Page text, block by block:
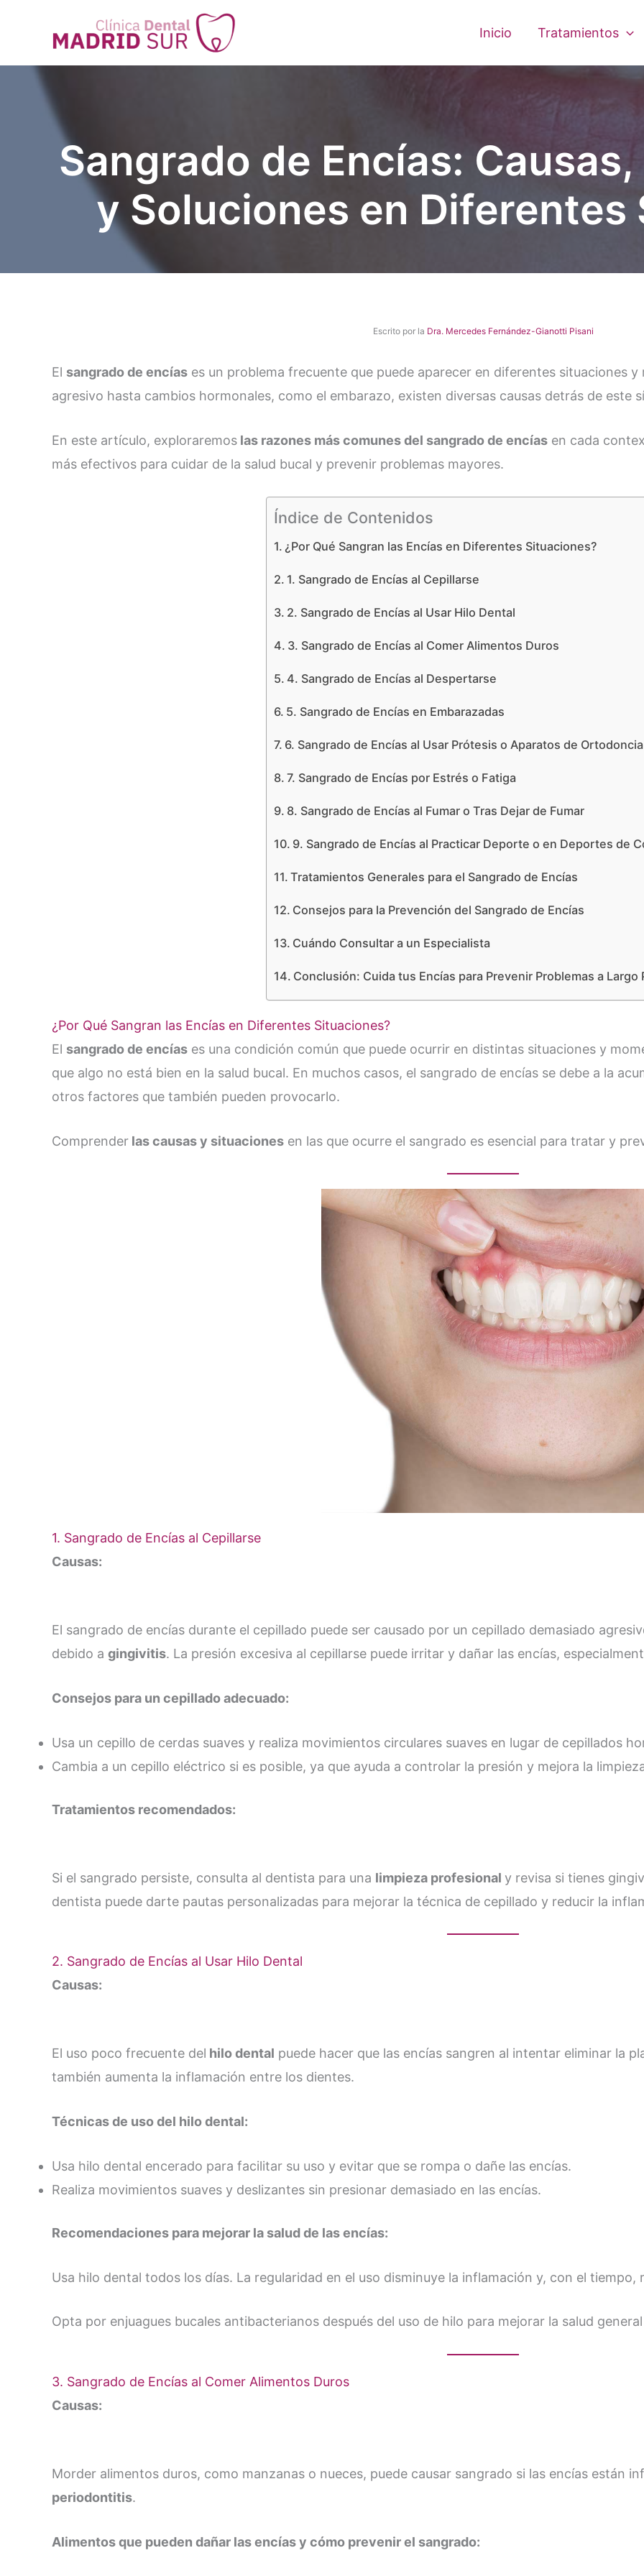
Inicio Tratamientos
Sangrado de Encías:
y Soluciones en Diferentes
Escrito por la Dra. Mercedes Fernández-Gianotti Pisani
El sangrado de encías es un problema frecuente que puede aparecer en diferentes situaciones
agresivo hasta cambios hormonales, como el embarazo, existen diversas causas detrás de este
En este artículo, exploraremos las razones más comunes del sangrado de encías en cada
más efectivos para cuidar de la salud bucal y prevenir problemas mayores.
Índice de Contenidos
¿Por Qué Sangran las Encías en Diferentes Situaciones?
1. Sangrado de Encías al Cepillarse
2. Sangrado de Encías al Usar Hilo Dental
3. Sangrado de Encías al Comer Alimentos Duros
4. Sangrado de Encías al Despertarse
5. Sangrado de Encías en Embarazadas
6. Sangrado de Encías al Usar Prótesis o Aparatos de Ortodoncia
7. Sangrado de Encías por Estrés o Fatiga
8. Sangrado de Encías al Fumar o Tras Dejar de Fumar
9. Sangrado de Encías al Practicar Deporte o en Deportes de
Tratamientos Generales para el Sangrado de Encías
Consejos para la Prevención del Sangrado de Encías
Cuándo Consultar a un Especialista
Conclusión: Cuida tus Encías para Prevenir Problemas a Largo
¿Por Qué Sangran las Encías en Diferentes Situaciones?
El sangrado de encías es una condición común que puede ocurrir en distintas situaciones y
que algo no está bien en la salud bucal. En muchos casos, el sangrado de encías se debe a la
otros factores que también pueden provocarlo.
Comprender las causas y situaciones en las que ocurre el sangrado es esencial para tratar y
1. Sangrado de Encías al Cepillarse
Causas:
El sangrado de encías durante el cepillado puede ser causado por un cepillado demasiado
debido a gingivitis. La presión excesiva al cepillarse puede irritar y dañar las encías,
Consejos para un cepillado adecuado:
Usa un cepillo de cerdas suaves y realiza movimientos circulares suaves en lugar de cepillados
Cambia a un cepillo eléctrico si es posible, ya que ayuda a controlar la presión y mejora la
Tratamientos recomendados:
Si el sangrado persiste, consulta al dentista para una limpieza profesional y revisa si tienes
dentista puede darte pautas personalizadas para mejorar la técnica de cepillado y reducir la
2. Sangrado de Encías al Usar Hilo Dental
Causas:
El uso poco frecuente del hilo dental puede hacer que las encías sangren al intentar eliminar la
también aumenta la inflamación entre los dientes.
Técnicas de uso del hilo dental:
Usa hilo dental encerado para facilitar su uso y evitar que se rompa o dañe las encías.
Realiza movimientos suaves y deslizantes sin presionar demasiado en las encías.
Recomendaciones para mejorar la salud de las encías:
Usa hilo dental todos los días. La regularidad en el uso disminuye la inflamación y, con el tiempo,
Opta por enjuagues bucales antibacterianos después del uso de hilo para mejorar la salud
3. Sangrado de Encías al Comer Alimentos Duros
Causas:
Morder alimentos duros, como manzanas o nueces, puede causar sangrado si las encías están
periodontitis.
Alimentos que pueden dañar las encías y cómo prevenir el sangrado: